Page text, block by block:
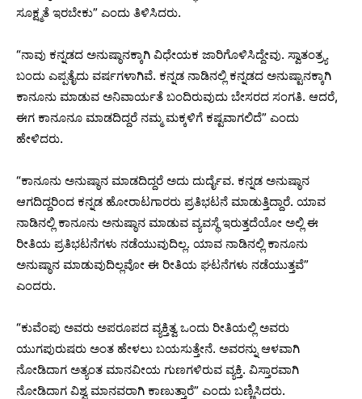
ಸೂಕ್ಷ್ಮತೆ ಇರಬೇಕು” ಎಂದು ತಿಳಿಸಿದರು.
“ನಾವು ಕನ್ನಡದ ಅನುಷ್ಠಾನಕ್ಕಾಗಿ ವಿಧೇಯಕ ಜಾರಿಗೊಳಿಸಿದ್ದೇವು. ಸ್ವಾತಂತ್ರ್ಯ
ಬಂದು ಎಪ್ಪತೈದು ವರ್ಷಗಳಾಗಿವೆ. ಕನ್ನಡ ನಾಡಿನಲ್ಲಿ ಕನ್ನಡದ ಅನುಷ್ಟಾನಕ್ಕಾಗಿ
ಕಾನೂನು ಮಾಡುವ ಅನಿವಾರ್ಯತೆ ಬಂದಿರುವುದು ಬೇಸರದ ಸಂಗತಿ. ಆದರೆ,
ಈಗ ಕಾನೂನೂ ಮಾಡದಿದ್ದರೆ ನಮ್ಮ ಮಕ್ಕಳಿಗೆ ಕಷ್ಟವಾಗಲಿದೆ” ಎಂದು
ಹೇಳಿದರು.
“ಕಾನೂನು ಅನುಷ್ಠಾನ ಮಾಡದಿದ್ದರೆ ಅದು ದುರ್ದೈವ. ಕನ್ನಡ ಅನುಷ್ಠಾನ
ಆಗದಿದ್ದರಿಂದ ಕನ್ನಡ ಹೋರಾಟಗಾರರು ಪ್ರತಿಭಟನೆ ಮಾಡುತ್ತಿದ್ದಾರೆ. ಯಾವ
ನಾಡಿನಲ್ಲಿ ಕಾನೂನು ಅನುಷ್ಠಾನ ಮಾಡುವ ವ್ಯವಸ್ಥೆ ಇರುತ್ತದೆಯೋ ಅಲ್ಲಿ ಈ
ರೀತಿಯ ಪ್ರತಿಭಟನೆಗಳು ನಡೆಯುವುದಿಲ್ಲ. ಯಾವ ನಾಡಿನಲ್ಲಿ ಕಾನೂನು
ಅನುಷ್ಠಾನ ಮಾಡುವುದಿಲ್ಲವೋ ಈ ರೀತಿಯ ಘಟನೆಗಳು ನಡೆಯುತ್ತವೆ”
ಎಂದರು.
“ಕುವೆಂಪು ಅವರು ಅಪರೂಪದ ವ್ಯಕ್ತಿತ್ವ ಒಂದು ರೀತಿಯಲ್ಲಿ ಅವರು
ಯುಗಪುರುಷರು ಅಂತ ಹೇಳಲು ಬಯಸುತ್ತೇನೆ. ಅವರನ್ನು ಆಳವಾಗಿ
ನೋಡಿದಾಗ ಅತ್ಯಂತ ಮಾನವೀಯ ಗುಣಗಳಿರುವ ವ್ಯಕ್ತಿ. ವಿಸ್ತಾರವಾಗಿ
ನೋಡಿದಾಗ ವಿಶ್ವ ಮಾನವರಾಗಿ ಕಾಣುತ್ತಾರೆ” ಎಂದು ಬಣ್ಣಿಸಿದರು.